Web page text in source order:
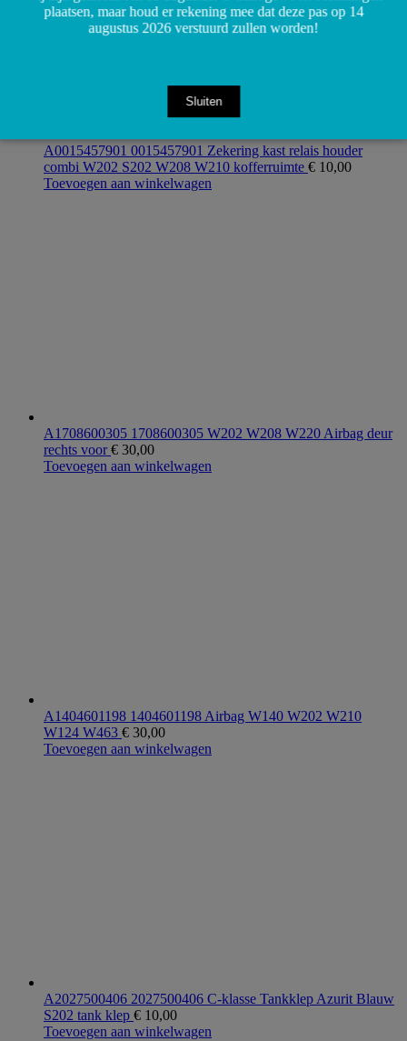
A0015457901 0015457901 Zekering kast relais houder
combi W202 S202 W208 W210 kofferruimte € 10,00
Toevoegen aan winkelwagen
A1708600305 1708600305 W202 W208 W220 Airbag deur
rechts voor€ 30,00
Toevoegen aan winkelwagen
A1404601198 1404601198 Airbag W140 W202 W210
W124 W463 € 30,00
Toevoegen aan winkelwagen
A2027500406 2027500406 C-klasse Tankklep Azurit Blauw
S202 tank klep € 10,00
Toevoegen aan winkelwagen
plaatsen, maar houd er rekening mee dat deze pas op 14
augustus 2026 verstuurd zullen worden!
Sluiten